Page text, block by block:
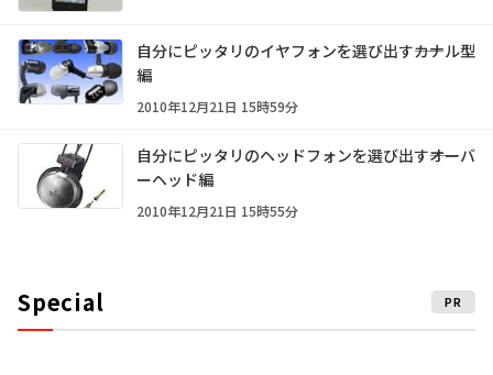
自分にピッタリのイヤフォンを選び出す――カナル型
編
2010年12月21日 15時59分
自分にピッタリのヘッドフォンを選び出す――オーバ
ーヘッド編
2010年12月21日 15時55分
Special PR